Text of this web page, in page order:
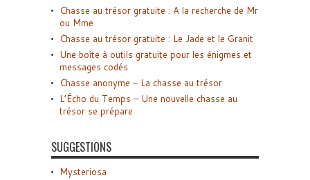
Chasse au trésor gratuite : A la recherche de Mr
ou Mme
Chasse au trésor gratuite : Le Jade et le Granit
Une boîte à outils gratuite pour les énigmes et
messages codés
Chasse anonyme – La chasse au trésor
L’Écho du Temps – Une nouvelle chasse au
trésor se prépare
SUGGESTIONS
Mysteriosa